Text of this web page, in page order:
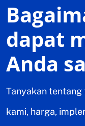
dapat
Anda
Tanyakan
kami, harga,